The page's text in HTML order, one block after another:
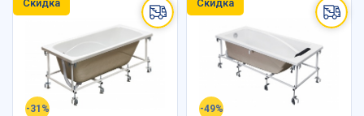
Скидка
-31%
Скидка
-49%